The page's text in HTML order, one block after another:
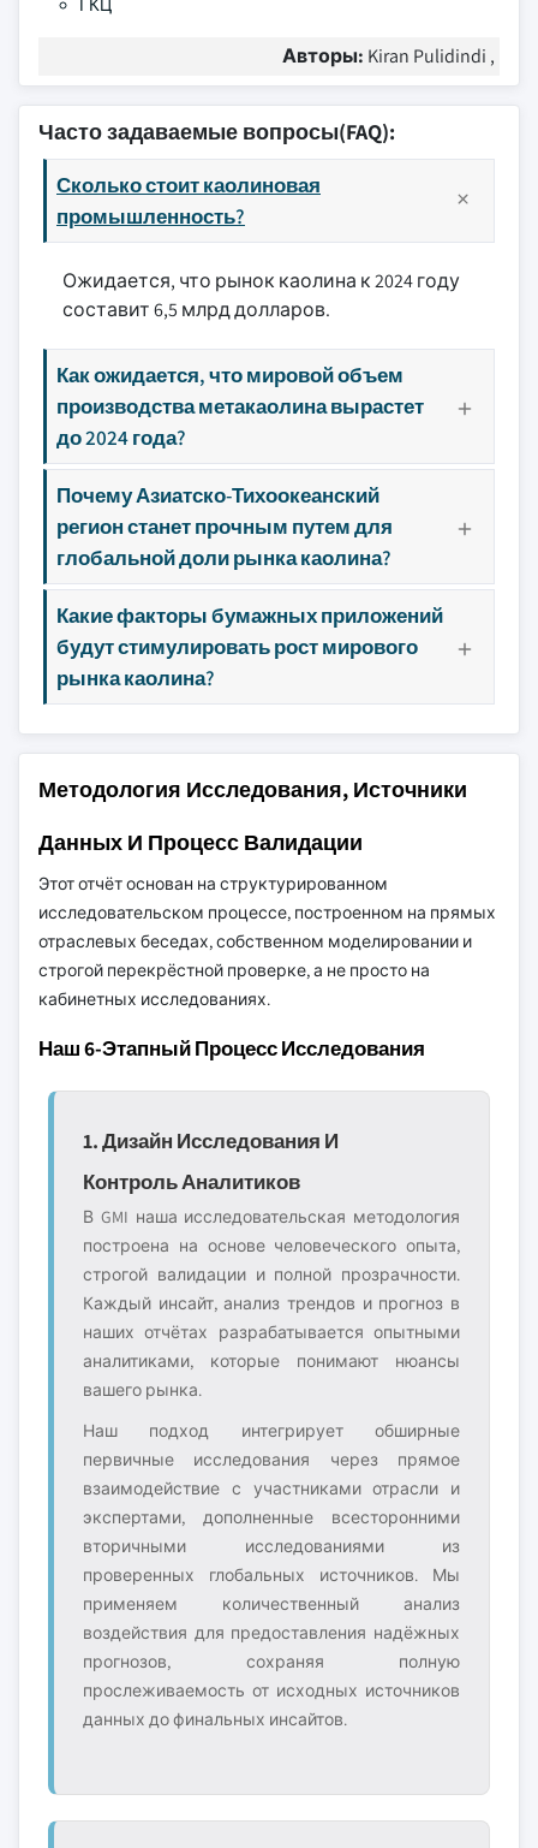
ГКЦ
Авторы: Kiran Pulidindi ,
Часто задаваемые вопросы(FAQ):
Сколько стоит каолиновая
промышленность?
Ожидается, что рынок каолина к 2024 году
составит 6,5 млрд долларов.
Как ожидается, что мировой объем
производства метакаолина вырастет
до 2024 года?
Почему Азиатско-Тихоокеанский
регион станет прочным путем для
глобальной доли рынка каолина?
Какие факторы бумажных приложений
будут стимулировать рост мирового
рынка каолина?
Методология Исследования, Источники
Данных И Процесс Валидации
Этот отчёт основан на структурированном
исследовательском процессе, построенном на прямых
отраслевых беседах, собственном моделировании и
строгой перекрёстной проверке, а не просто на
кабинетных исследованиях.
Наш 6-Этапный Процесс Исследования
1. Дизайн Исследования И
Контроль Аналитиков
В GMI наша исследовательская методология
построена на основе человеческого опыта,
строгой валидации и полной прозрачности.
Каждый инсайт, анализ трендов и прогноз в
наших отчётах разрабатывается опытными
аналитиками, которые понимают нюансы
вашего рынка.
Наш подход интегрирует обширные
первичные исследования через прямое
взаимодействие с участниками отрасли и
экспертами, дополненные всесторонними
вторичными исследованиями из
проверенных глобальных источников. Мы
применяем количественный анализ
воздействия для предоставления надёжных
прогнозов, сохраняя полную
прослеживаемость от исходных источников
данных до финальных инсайтов.